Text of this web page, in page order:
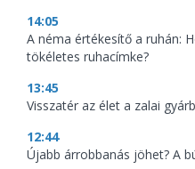
14:05
A néma értékesítő a ruhán:
tökéletes ruhacímke?
13:45
Visszatér az élet a zalai
12:44
Újabb árrobbanás jöhet? A